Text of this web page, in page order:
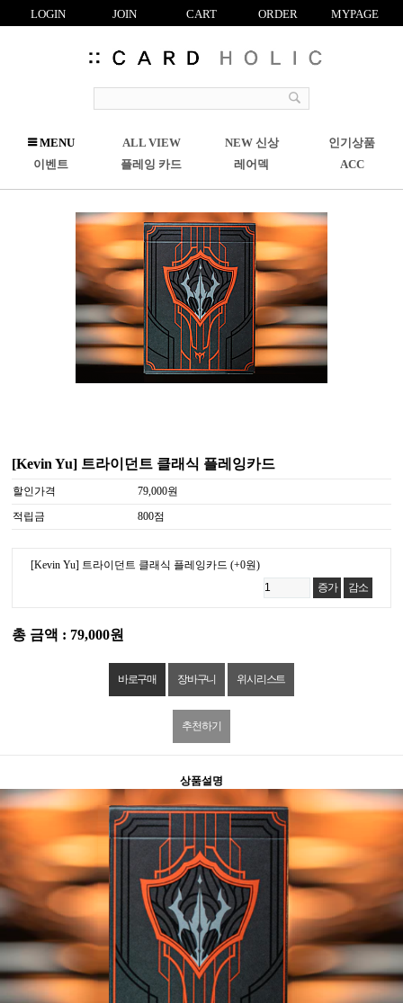
LOGIN JOIN CART ORDER MYPAGE
R
CMENU ALL VIEW NEW 신상
인기상품
이벤트
플레잉 카드 레어덱 ACC
[Kevin Yu] 트라이던트 클래식 플레잉카드
할인가격
79,000원
적립금
800점
[Kevin Yu] 트라이던트 클래식 플레잉카드 (+0원)
증가
감소
총 금액 : 79,000원
위시리스트
추천하기
상품설명